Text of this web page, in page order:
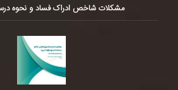
مشکلات شاخص ادراک فساد و نحوه